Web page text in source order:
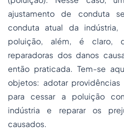
ajustamento de conduta
conduta atual da
poluição, além, é claro,
reparadoras dos danos
então praticada. Tem-se
objetos: adotar
para cessar a poluição
indústria e reparar os
causados.